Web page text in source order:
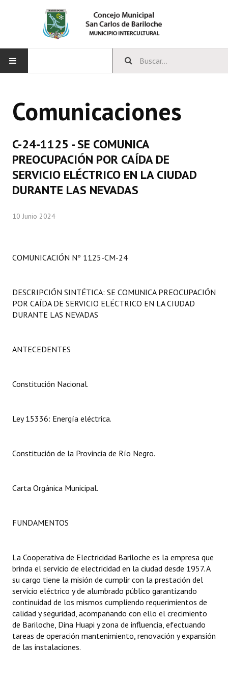
CONCEJO
Integrantes del Concejo
Comisiones Permanentes
Comisiones Especiales
Concejales Mandato Cumplido
LEGISLACIÓN
Constitución Provincial
Reglamento Interno
Organigrama
Proyectos Presentados
Informes de Unidad Coordinadora
Actas de Audiencias Públicas
NORMATIVA
Comunicaciones
Declaraciones
Resoluciones
Comunicaciones
C-24-1125 - SE COMUNICA
PREOCUPACIÓN POR CAÍDA DE
SERVICIO ELÉCTRICO EN LA CIUDAD
DURANTE LAS NEVADAS
10 Junio 2024
COMUNICACIÓN Nº 1125-CM-24
DESCRIPCIÓN SINTÉTICA: SE COMUNICA PREOCUPACIÓN
POR CAÍDA DE SERVICIO ELÉCTRICO EN LA CIUDAD
DURANTE LAS NEVADAS
ANTECEDENTES
Constitución Nacional.
Ley 15336: Energía eléctrica.
Constitución de la Provincia de Río Negro.
Carta Orgánica Municipal.
FUNDAMENTOS
La Cooperativa de Electricidad Bariloche es la empresa que
brinda el servicio de electricidad en la ciudad desde 1957. A
su cargo tiene la misión de cumplir con la prestación del
servicio eléctrico y de alumbrado público garantizando
continuidad de los mismos cumpliendo requerimientos de
calidad y seguridad, acompañando con ello el crecimiento
de Bariloche, Dina Huapi y zona de influencia, efectuando
tareas de operación mantenimiento, renovación y expansión
de las instalaciones.